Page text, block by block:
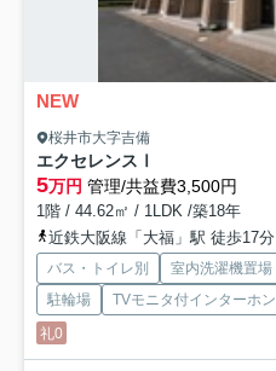
NEW
桜井市大字吉備
エクセレンスⅠ
5万円 管理/共益費3,500円
1階 / 44.62㎡ / 1LDK /築18年
近鉄大阪線「大福」駅 徒歩17分
バス・トイレ別 室内洗濯機置場
駐輪場
TVモニタ付インターホン
礼0